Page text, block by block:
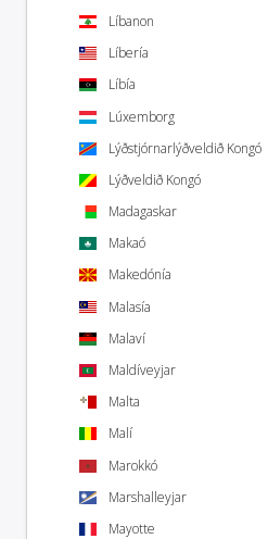
Líbanon
Líbería
Líbía
Lúxemborg
Lýðstjórnarlýðveldið Kongó
Lýðveldið Kongó
Madagaskar
Makaó
Makedónía
Malasía
Malaví
Maldíveyjar
Malta
Malí
Marokkó
Marshalleyjar
Mayotte